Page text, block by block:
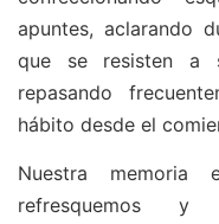
apuntes, aclarando
que se resisten a
repasando
hábito desde el
Nuestra
refresquemos y